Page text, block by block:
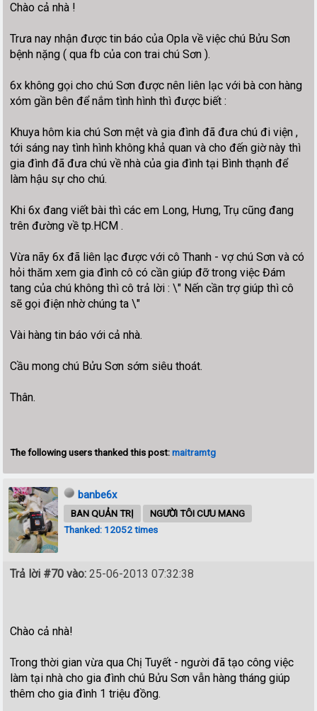
Chào cả nhà !
Trưa nay nhận được tin báo của Opla về việc chú Bửu Sơn
bệnh nặng ( qua fb của con trai chú Sơn ).
6x không gọi cho chú Sơn được nên liên lạc với bà con hàng
xóm gần bên để nắm tình hình thì được biết :
Khuya hôm kia chú Sơn mệt và gia đình đã đưa chú đi viện ,
tới sáng nay tình hình không khả quan và cho đến giờ này thì
gia đình đã đưa chú về nhà của gia đình tại Bình thạnh để
làm hậu sự cho chú.
Khi 6x đang viết bài thì các em Long, Hưng, Trụ cũng đang
trên đường về tp.HCM .
Vừa nãy 6x đã liên lạc được với cô Thanh - vợ chú Sơn và có
hỏi thăm xem gia đình cô có cần giúp đỡ trong việc Đám
tang của chú không thì cô trả lời : \" Nến cần trợ giúp thì cô
sẽ gọi điện nhờ chúng ta \"
Vài hàng tin báo với cả nhà.
Cầu mong chú Bửu Sơn sớm siêu thoát.
Thân.
The following users thanked this post:maitramtg
banbe6x
BAN QUẢN TRỊ
NGƯỜI TÔI CƯU MANG
Thanked: 12052 times
Trả lời #70 vào: 25-06-2013 07:32:38
Chào cả nhà!
Trong thời gian vừa qua Chị Tuyết - người đã tạo công việc
làm tại nhà cho gia đình chú Bửu Sơn vẫn hàng tháng giúp
thêm cho gia đình 1 triệu đồng.